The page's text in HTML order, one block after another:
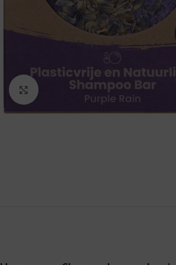
Vergroten